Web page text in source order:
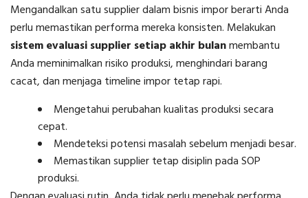
Mengandalkan satu supplier dalam bisnis impor berarti Anda
perlu memastikan performa mereka konsisten. Melakukan
sistem evaluasi supplier setiap akhir bulanmembantu
Anda meminimalkan risiko produksi, menghindari barang
cacat, dan menjaga timeline impor tetap rapi.
Mengetahui perubahan kualitas produksi secara
cepat.
Mendeteksi potensi masalah sebelum menjadi besar.
Memastikan supplier tetap disiplin pada SOP
produksi.